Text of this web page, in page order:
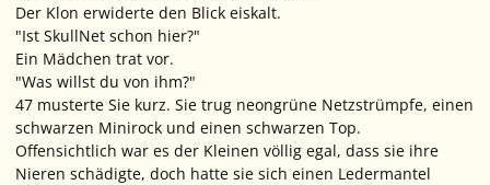
Der Klon erwiderte den Blick eiskalt.
"Ist SkullNet schon hier?"
Ein Mädchen trat vor.
"Was willst du von ihm?"
47 musterte Sie kurz. Sie trug neongrüne Netzstrümpfe, einen
schwarzen Minirock und einen schwarzen Top.
Offensichtlich war es der Kleinen völlig egal, dass sie ihre
Nieren schädigte, doch hatte sie sich einen Ledermantel